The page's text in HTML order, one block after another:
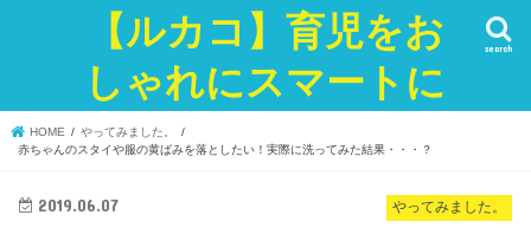
【ルカコ】育児をお
しゃれにスマートに
search
HOME
やってみました。
赤ちゃんのスタイや服の黄ばみを落としたい！実際に洗ってみた結果・・・？
やってみました。
2019.06.07